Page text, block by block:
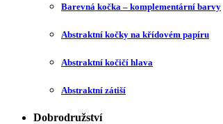
Barevná kočka – komplementární barvy
Abstraktní kočky na křídovém papíru
Abstraktní kočičí hlava
Abstraktní zátiší
Dobrodružství